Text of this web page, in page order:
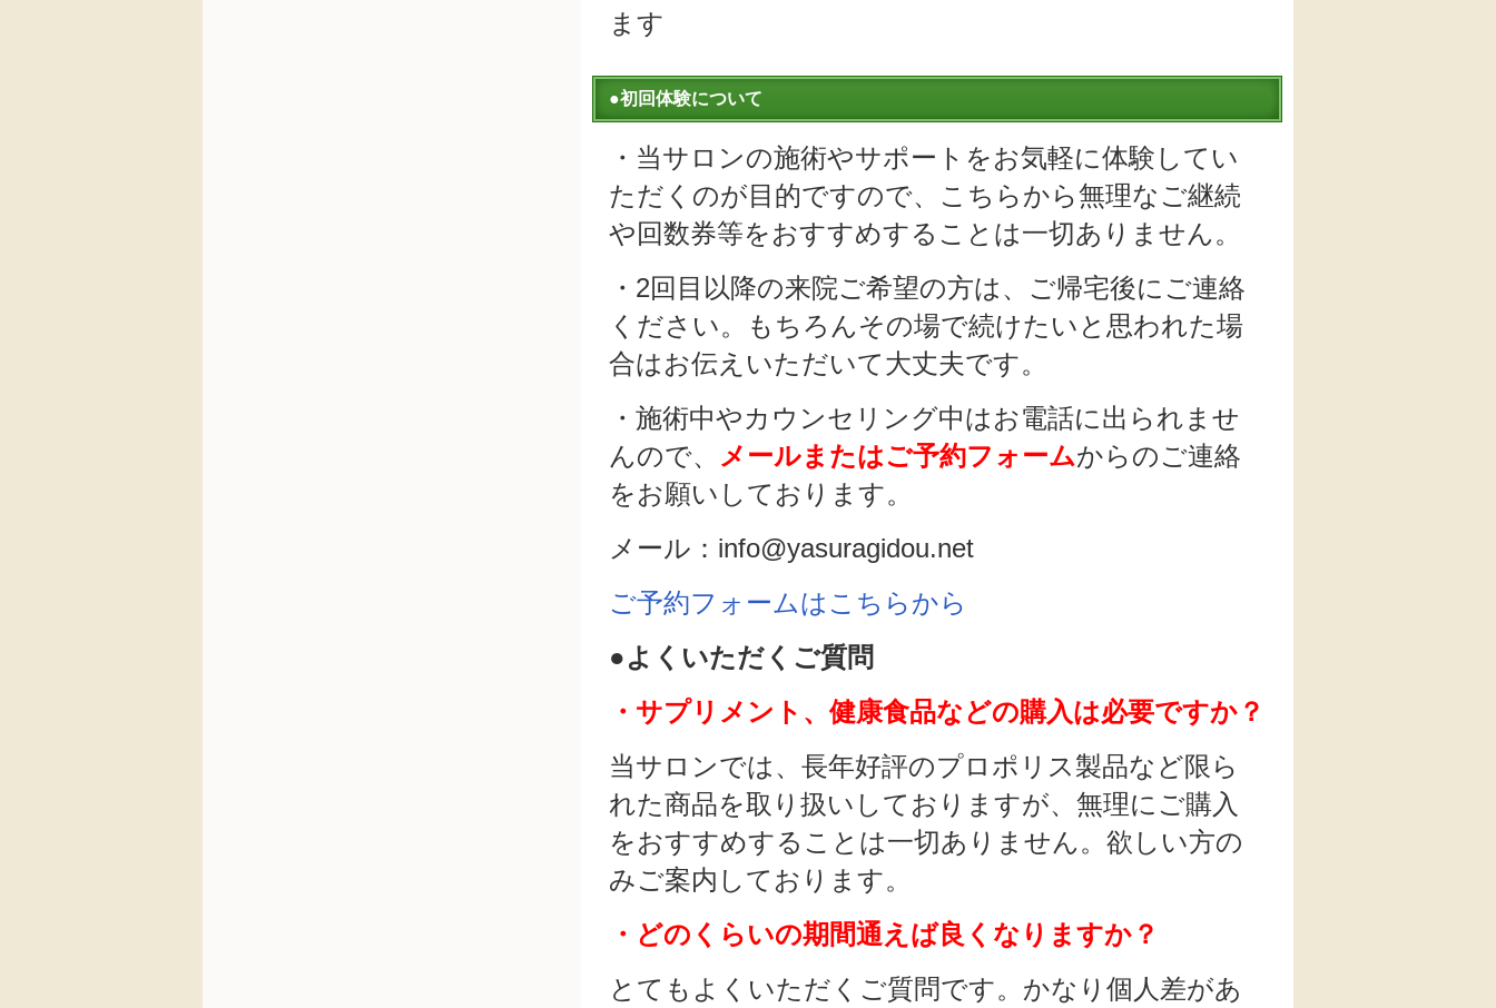
ます
●初回体験について
・当サロンの施術やサポートをお気軽に体験してい
ただくのが目的ですので、こちらから無理なご継続
や回数券等をおすすめすることは一切ありません。
・2回目以降の来院ご希望の方は、ご帰宅後にご連絡
ください。もちろんその場で続けたいと思われた場
合はお伝えいただいて大丈夫です。
・施術中やカウンセリング中はお電話に出られませ
んので、
メールまたはご予約フォームからのご連絡
をお願いしております。
メール：info@yasuragidou.net
ご予約フォームはこちらから
●よくいただくご質問
・サプリメント、健康食品などの購入は必要ですか？
当サロンでは、長年好評のプロポリス製品など限ら
れた商品を取り扱いしておりますが、無理にご購入
をおすすめすることは一切ありません。欲しい方の
みご案内しております。
・どのくらいの期間通えば良くなりますか？
とてもよくいただくご質問です。かなり個人差があ